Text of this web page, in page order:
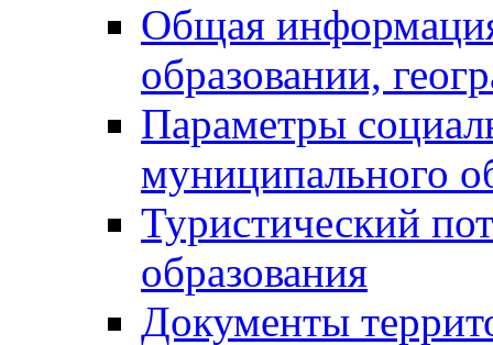
Общая
образовании,
Параметры
муниципального
Туристический
образования
Документы